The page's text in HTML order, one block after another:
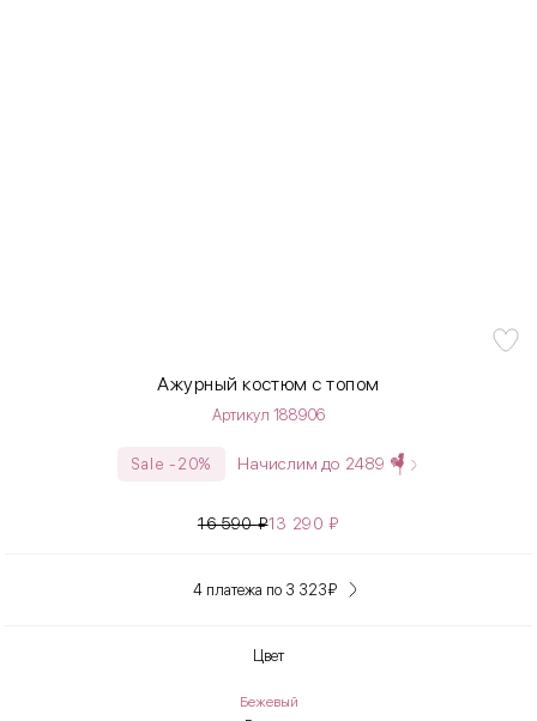
Ажурный костюм с топом
Артикул 188906
Sale -20% Начислим до 2489
16 590₽13 290₽
4 платежа по 3 323₽
Цвет
Бежевый